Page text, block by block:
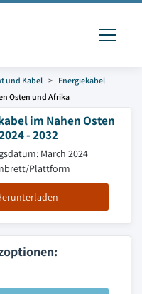
und Kabel
Energiekabel
Osten und Afrika
im Nahen Osten
- 2032
March 2024
Plattform